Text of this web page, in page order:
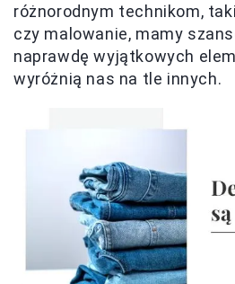
różnorodnym technikom,
czy malowanie, mamy
naprawdę wyjątkowych
wyróżnią nas na tle innych.